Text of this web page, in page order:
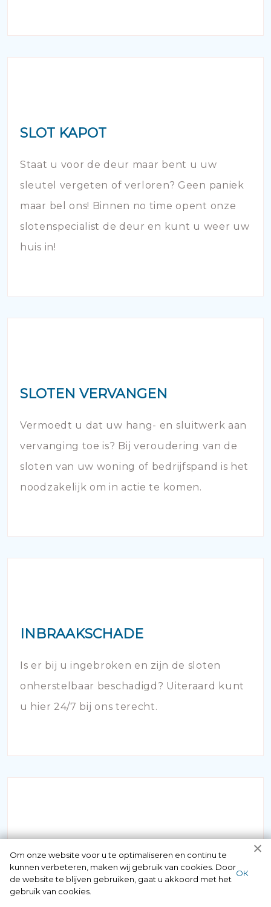
SLOT KAPOT
Staat u voor de deur maar bent u uw
sleutel vergeten of verloren? Geen paniek
maar bel ons! Binnen no time opent onze
slotenspecialist de deur en kunt u weer uw
huis in!
SLOTEN VERVANGEN
Vermoedt u dat uw hang- en sluitwerk aan
vervanging toe is? Bij veroudering van de
sloten van uw woning of bedrijfspand is het
noodzakelijk om in actie te komen.
INBRAAKSCHADE
Is er bij u ingebroken en zijn de sloten
onherstelbaar beschadigd? Uiteraard kunt
u hier 24/7 bij ons terecht.
NOODOPENING AUTO
Als u zich in de situatie bevindt dat uw
Om onze website voor u te optimaliseren en continu te
kunnen verbeteren, maken wij gebruik van cookies. Door
de website te blijven gebruiken, gaat u akkoord met het
gebruik van cookies.
ОК